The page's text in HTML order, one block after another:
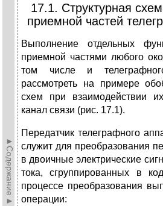
►Содержание►
17.1. Структурная
приемной частей
Выполнение отдельных
приемной частями любого
том числе и
рассмотреть на примере
схем при взаимодействии
канал связи (рис. 17.1).
Передатчик телеграфного
служит для преобразования
в двоичные электрические
тока, сгруппированных в
процессе преобразования
операции: